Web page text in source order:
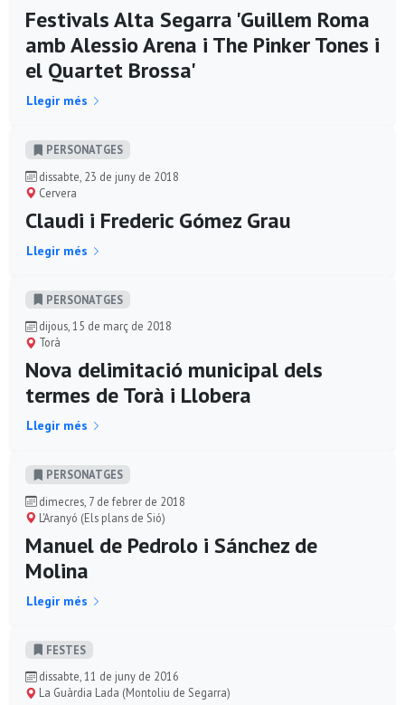
Festivals Alta Segarra 'Guillem Roma
amb Alessio Arena i The Pinker Tones i
el Quartet Brossa'
Llegir més
PERSONATGES
dissabte, 23 de juny de 2018
Cervera
Claudi i Frederic Gómez Grau
Llegir més
PERSONATGES
dijous, 15 de març de 2018
Torà
Nova delimitació municipal dels
termes de Torà i Llobera
Llegir més
PERSONATGES
dimecres, 7 de febrer de 2018
L'Aranyó (Els plans de Sió)
Manuel de Pedrolo i Sánchez de
Molina
Llegir més
FESTES
dissabte, 11 de juny de 2016
La Guàrdia Lada (Montoliu de Segarra)